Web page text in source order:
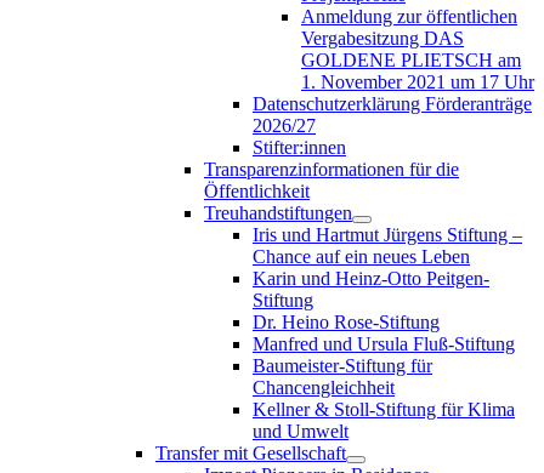
Anmeldung zur öffentlichen
Vergabesitzung DAS
GOLDENE PLIETSCH am
1. November 2021 um 17 Uhr
Datenschutzerklärung Förderanträge
2026/27
Stifter:innen
Transparenzinformationen für die
Öffentlichkeit
Treuhandstiftungen
Iris und Hartmut Jürgens Stiftung –
Chance auf ein neues Leben
Karin und Heinz-Otto Peitgen-
Stiftung
Dr. Heino Rose-Stiftung
Manfred und Ursula Fluß-Stiftung
Baumeister-Stiftung für
Chancengleichheit
Kellner & Stoll-Stiftung für Klima
und Umwelt
Transfer mit Gesellschaft